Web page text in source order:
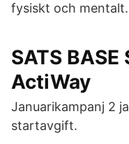
fysiskt och mentalt.
SATS
ActiWay
Januarikampanj 2
startavgift.